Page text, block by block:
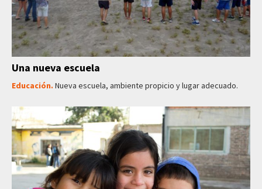
Una nueva escuela
Educación. Nueva escuela, ambiente propicio y lugar adecuado.